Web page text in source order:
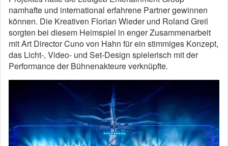
namhafte und international erfahrene Partner gewinnen
können. Die Kreativen Florian Wieder und Roland Greil
sorgten bei diesem Heimspiel in enger Zusammenarbeit
mit Art Director Cuno von Hahn für ein stimmiges Konzept,
das Licht-, Video- und Set-Design spielerisch mit der
Performance der Bühnenakteure verknüpfte.